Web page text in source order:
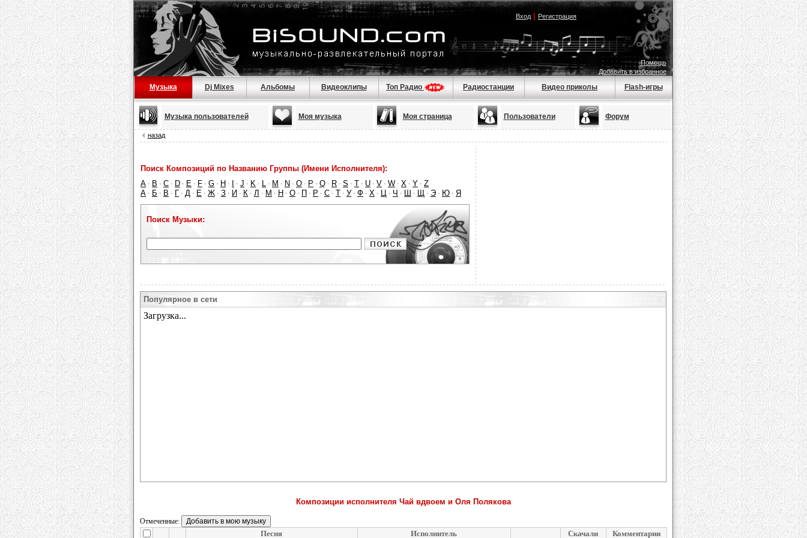
Вход| Регистрация
Помощь
Добавить в избранное
Музыка Dj Mixes Альбомы Видеоклипы Топ Радио Радиостанции Видео приколы Flash-игры
Музыка пользователей Моя музыка Моя страница Пользователи Форум
назад
Поиск Композиций по Названию Группы (Имени Исполнителя):
A · B · C · D · E · F · G · H · · J · K · L · M · N · O · P · Q · R · S · T · U · V · W · X · Y · Z
А · Б · В · Г · Д · Е · Ж · З · И · К · Л · М · Н · О · П · Р · С · Т · У · Ф · Х · Ц · Ч · Ш · Щ · Э · Ю · Я
Поиск Музыки:
Популярное в сети
Композиции исполнителя Чай вдвоем и Оля Полякова
Отмеченные:
Песня Исполнитель Скачали Комментарии